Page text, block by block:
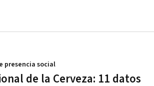
de la Cerveza: 11 datos
presencia social